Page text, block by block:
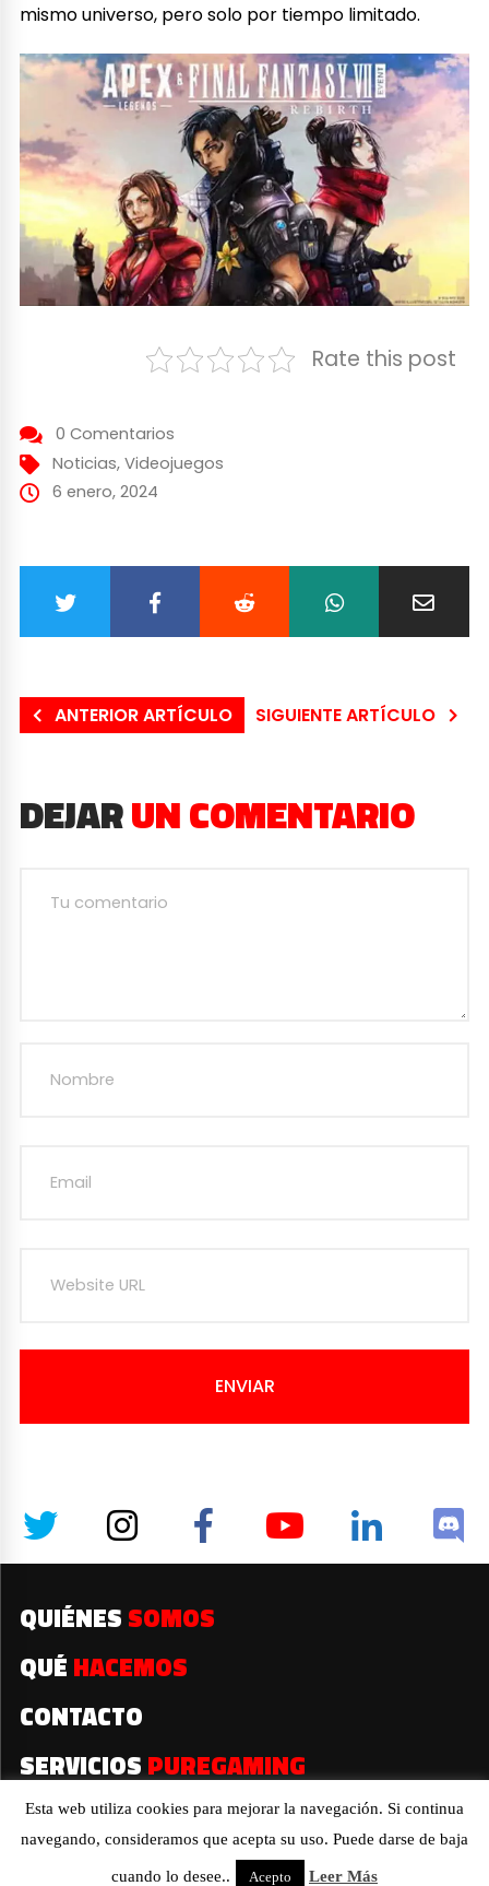
mismo universo, pero solo por tiempo limitado.
Rate this post
0 Comentarios
Noticias, Videojuegos
6 enero, 2024
ANTERIOR ARTÍCULO SIGUIENTE ARTÍCULO
DEJARUN COMENTARIO
ENVIAR
QUIÉNES SOMOS
QUÉ HACEMOS
CONTACTO
SERVICIOS PUREGAMING
2019© Todos los derechos reservados
Esta web utiliza cookies para mejorar la navegación. Si continua
navegando, consideramos que acepta su uso. Puede darse de baja
cuando lo desee.. Acepto Leer Más